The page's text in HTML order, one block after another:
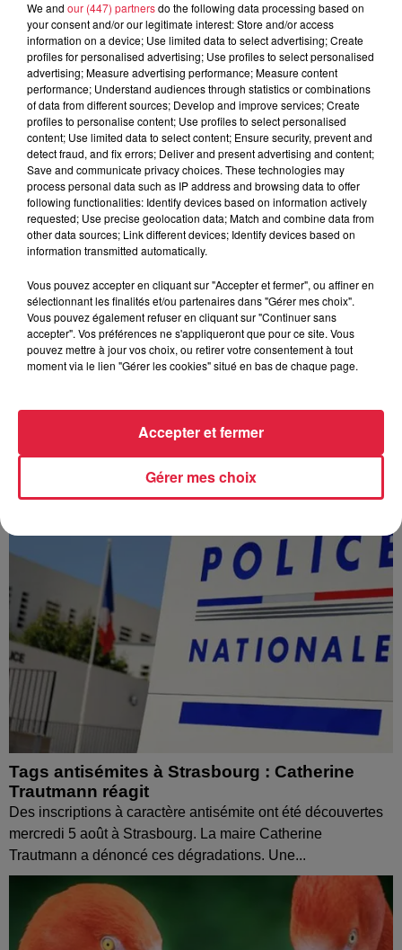
À découvrir également
nombreuses interrogations, la municipalité a pris...
Tags antisémites à Strasbourg : Catherine
Trautmann réagit
Des inscriptions à caractère antisémite ont été découvertes
mercredi 5 août à Strasbourg. La maire Catherine
Trautmann a dénoncé ces dégradations. Une...
We and our (447) partnersdo the following data processing based on
your consent and/or our legitimate interest: Store and/or access
information on a device; Use limited data to select advertising; Create
profiles for personalised advertising; Use profiles to select personalised
advertising; Measure advertising performance; Measure content
performance; Understand audiences through statistics or combinations
of data from different sources; Develop and improve services; Create
profiles to personalise content; Use profiles to select personalised
content; Use limited data to select content; Ensure security, prevent and
detect fraud, and fix errors; Deliver and present advertising and content;
Save and communicate privacy choices. These technologies may
process personal data such as IP address and browsing data to offer
following functionalities: Identify devices based on information actively
requested; Use precise geolocation data; Match and combine data from
other data sources; Link different devices; Identify devices based on
information transmitted automatically.
Vous pouvez accepter en cliquant sur "Accepter et fermer", ou affiner en
sélectionnant les finalités et/ou partenaires dans "Gérer mes choix".
Vous pouvez également refuser en cliquant sur "Continuer sans
accepter". Vos préférences ne s'appliqueront que pour ce site. Vous
pouvez mettre à jour vos choix, ou retirer votre consentement à tout
moment via le lien "Gérer les cookies" situé en bas de chaque page.
Gérer mes choix
Accepter et fermer